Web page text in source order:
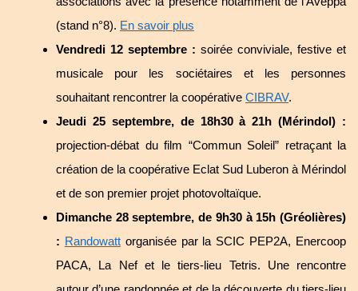
(stand n°8). En savoir plus
Vendredi 12 septembre : soirée conviviale, festive et
musicale pour les sociétaires et les personnes
souhaitant rencontrer la coopérative CIBRAV.
Jeudi 25 septembre, de 18h30 à 21h (Mérindol) :
projection-débat du film “Commun Soleil” retraçant la
création de la coopérative Eclat Sud Luberon à Mérindol
et de son premier projet photovoltaïque.
Dimanche 28 septembre, de 9h30 à 15h (Gréolières)
: Randowattorganisée par la SCIC PEP2A, Enercoop
PACA, La Nef et le tiers-lieu Tetris. Une rencontre